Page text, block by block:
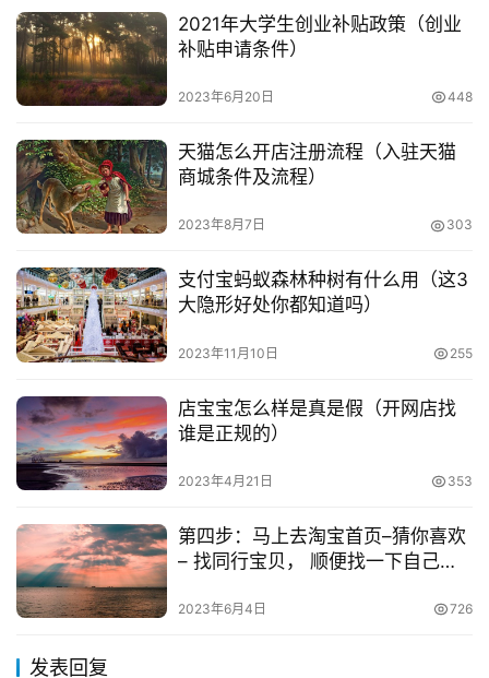
承担相关法律责任。如发现本站有涉嫌抄袭侵权/违法违规的内
容， 请发送邮件至153055113@qq.com
本站将立刻删除。
2021年大学生创业补贴政策（创业
补贴申请条件）
2023年6月20日 448
天猫怎么开店注册流程（入驻天猫
商城条件及流程）
2023年8月7日 303
支付宝蚂蚁森林种树有什么用（这3
大隐形好处你都知道吗）
2023年11月10日 255
店宝宝怎么样是真是假（开网店找
谁是正规的）
2023年4月21日 353
第四步：马上去淘宝首页–猜你喜欢
– 找同行宝贝， 顺便找一下自己的
2023年6月4日 726
发表回复